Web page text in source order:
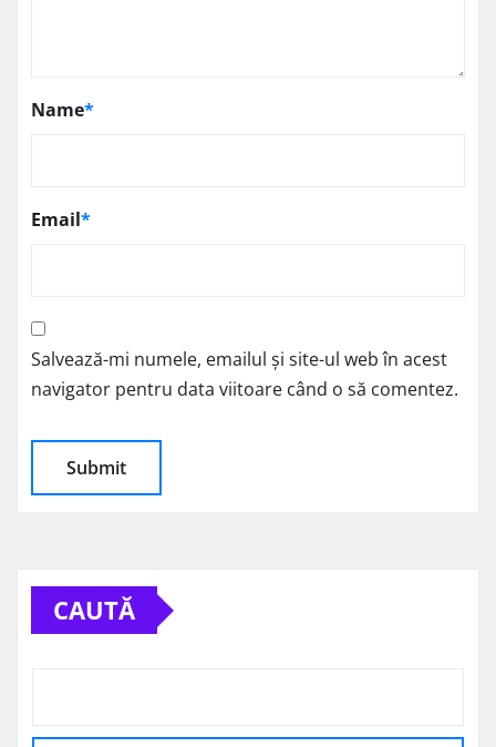
Name*
Email*
Salvează-mi numele, emailul și site-ul web în acest
navigator pentru data viitoare când o să comentez.
CAUTĂ